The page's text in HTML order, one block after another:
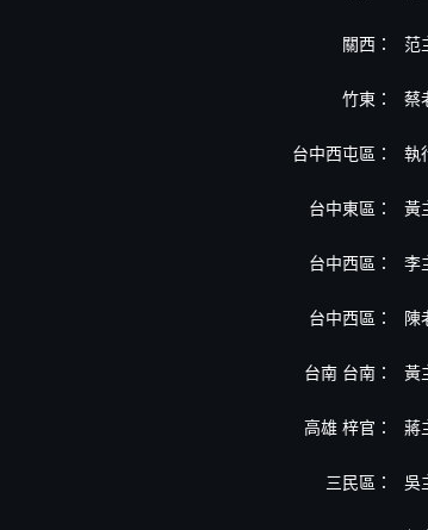
關西： 范
竹東： 蔡
台中西屯區： 執
台中東區： 黃
台中西區： 李
台中西區： 陳
台南 台南： 黃
高雄 梓官： 蔣
三民區： 吳